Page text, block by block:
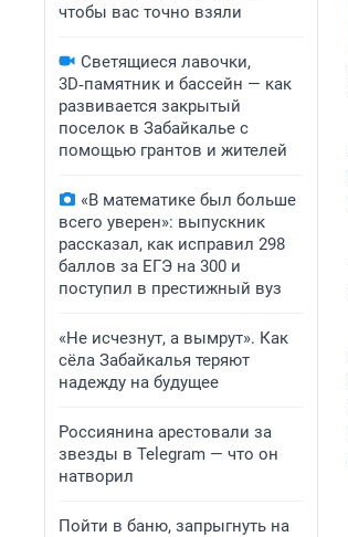
чтобы вас точно взяли
Светящиеся лавочки,
3D‑памятник и бассейн — как
развивается закрытый
поселок в Забайкалье с
помощью грантов и жителей
«В математике был больше
всего уверен»: выпускник
рассказал, как исправил 298
баллов за ЕГЭ на 300 и
поступил в престижный вуз
«Не исчезнут, а вымрут». Как
сёла Забайкалья теряют
надежду на будущее
Россиянина арестовали за
звезды в Telegram — что он
натворил
Пойти в баню, запрыгнуть на